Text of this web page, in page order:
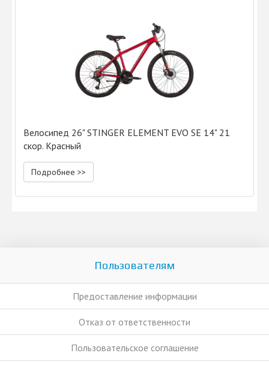
Велосипед 26" STINGER ELEMENT EVO SE 14" 21
скор. Красный
Подробнее >>
Пользователям
Предоставление информации
Отказ от ответственности
Пользовательское соглашение